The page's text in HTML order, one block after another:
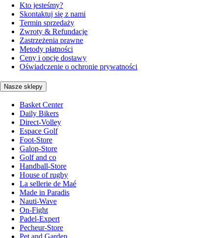
Kto jesteśmy?
Skontaktuj się z nami
Termin sprzedaży
Zwroty & Refundacje
Zastrzeżenia prawne
Metody płatności
Ceny i opcje dostawy
Oświadczenie o ochronie prywatności
Nasze sklepy
Basket Center
Daily Bikers
Direct-Volley
Espace Golf
Foot-Store
Galop-Store
Golf and co
Handball-Store
House of rugby
La sellerie de Maé
Made in Paradis
Nauti-Wave
On-Fight
Padel-Expert
Pecheur-Store